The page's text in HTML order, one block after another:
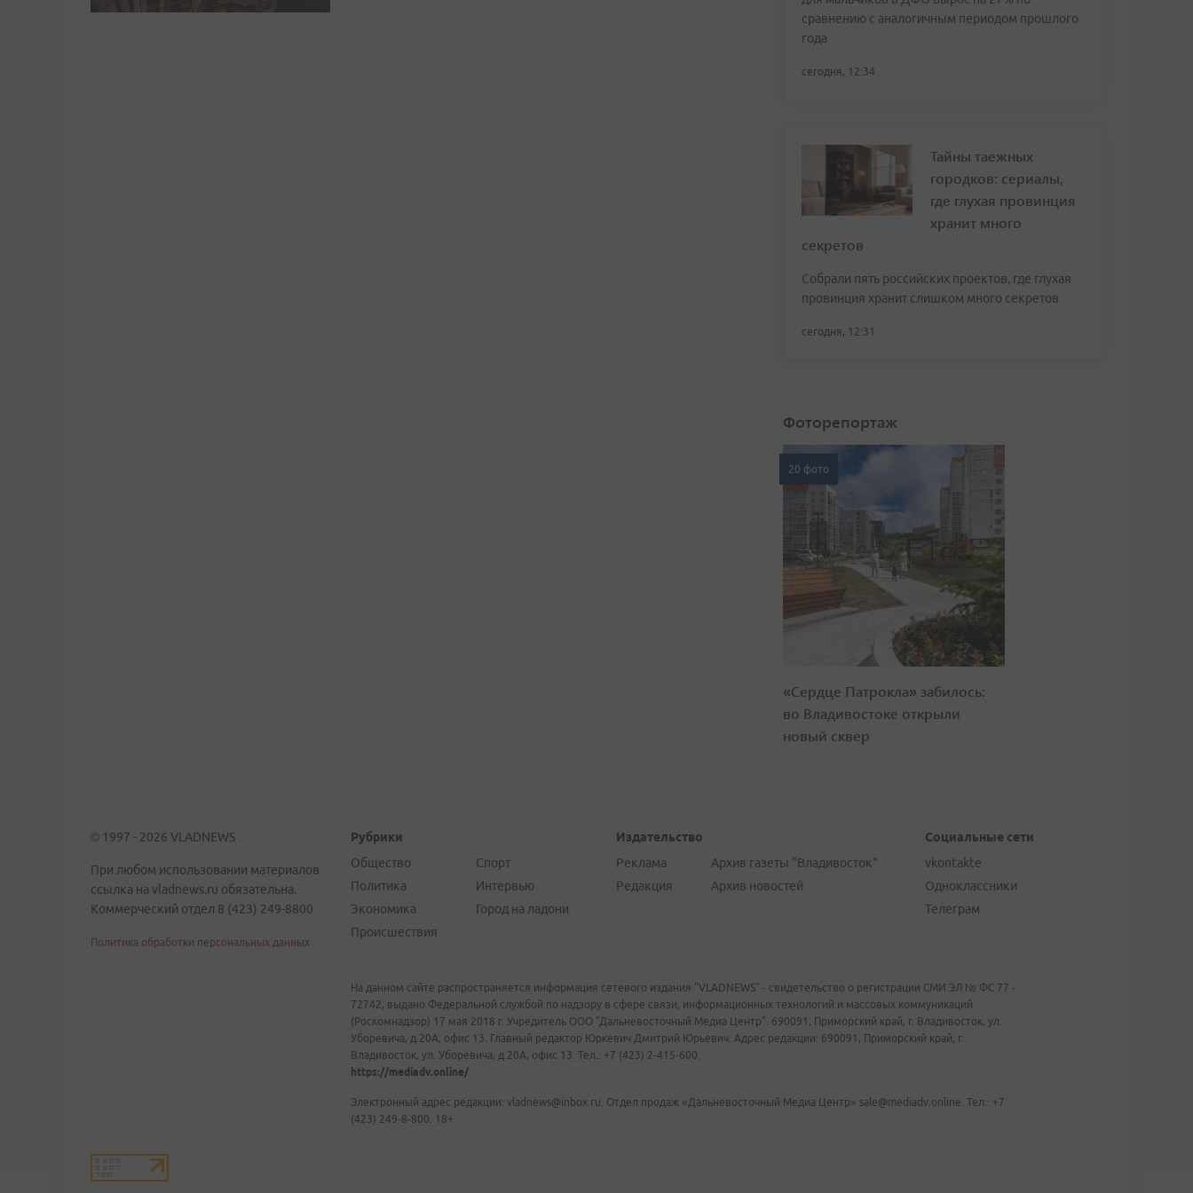
сравнению с аналогичным периодом прошлого
года
сегодня, 12:34
Тайны таежных
городков: сериалы,
где глухая провинция
хранит много
секретов
Собрали пять российских проектов, где глухая
провинция хранит слишком много секретов
сегодня, 12:31
Фоторепортаж
20 фото
«Сердце Патрокла» забилось:
во Владивостоке открыли
новый сквер
© 1997 - 2026 VLADNEWS
При любом использовании материалов
ссылка на vladnews.ru обязательна.
Коммерческий отдел 8 (423) 249-8800
Политика обработки персональных данных
Рубрики
Общество
Политика
Экономика
Происшествия
Спорт
Интервью
Город на ладони
Издательство
Реклама
Редакция
Архив газеты "Владивосток"
Архив новостей
Социальные сети
vkontakte
Одноклассники
Телеграм
На данном сайте распространяется информация сетевого издания "VLADNEWS" - свидетельство о регистрации СМИ ЭЛ № ФС 77 -
72742, выдано Федеральной службой по надзору в сфере связи, информационных технологий и массовых коммуникаций
(Роскомнадзор) 17 мая 2018 г. Учредитель ООО "Дальневосточный Медиа Центр". 690091, Приморский край, г. Владивосток, ул.
Уборевича, д.20А, офис 13. Главный редактор Юркевич Дмитрий Юрьевич. Адрес редакции: 690091, Приморский край, г.
Владивосток, ул. Уборевича, д.20А, офис 13. Тел.: +7 (423) 2-415-600.
https://mediadv.online/
Электронный адрес редакции: vladnews@inbox.ru. Отдел продаж «Дальневосточный Медиа Центр» sale@mediadv.online. Тел.: +7
(423) 249-8-800. 18+